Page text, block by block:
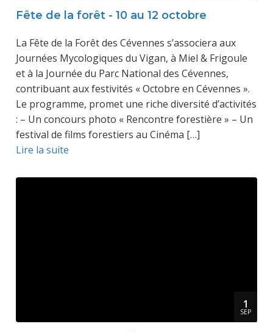
Fête de la forêt - 10 au 12 octobre
La Fête de la Forêt des Cévennes s’associera aux
Journées Mycologiques du Vigan, à Miel & Frigoule
et à la Journée du Parc National des Cévennes,
contribuant aux festivités « Octobre en Cévennes ».
Le programme, promet une riche diversité d’activités
: – Un concours photo « Rencontre forestière » – Un
festival de films forestiers au Cinéma […]
Lire la suite
1
SEP